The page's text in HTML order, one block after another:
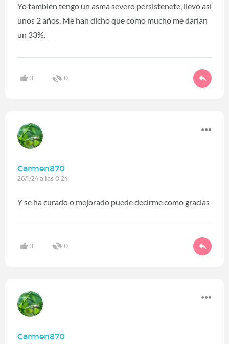
Yo también tengo un asma severo persistenete, llevó así
unos 2 años. Me han dicho que como mucho me darían
un 33%.
0 0
Carmen870
26/1/24 a las 0:24
Y se ha curado o mejorado puede decirme como gracias
0 0
Carmen870